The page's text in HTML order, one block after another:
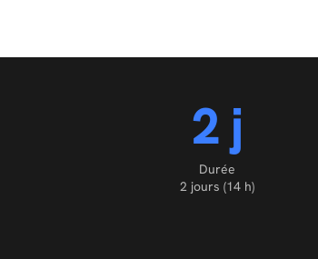
2 j
Durée
2 jours (14 h)